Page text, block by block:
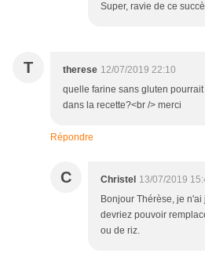
Super, ravie de ce
T therese 12/07/2019 22:10
quelle farine sans gluten
dans la recette?<br /> merci
Répondre
C Christel 13/07/2019
Bonjour Thérèse, je
devriez pouvoir
ou de riz.